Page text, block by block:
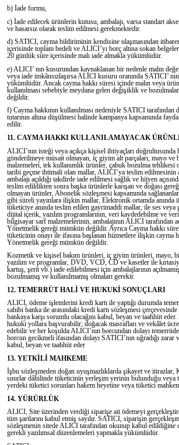
b) İade formu,
c) İade edilecek ürünlerin kutusu, ambalajı, varsa standart
ve hasarsız olarak teslim edilmesi gerekmektedir.
d) SATICI, cayma bildiriminin kendisine ulaşmasından
içerisinde toplam bedeli ve ALICI’yı borç altına sokan
20 günlük süre içerisinde malı iade almakla yükümlüdür.
e) ALICI’ nın kusurundan kaynaklanan bir nedenle malın
veya iade imkânsızlaşırsa ALICI kusuru oranında SATICI’
yükümlüdür. Ancak cayma hakkı süresi içinde malın veya
kullanılması sebebiyle meydana gelen değişiklik ve
değildir.
f) Cayma hakkının kullanılması nedeniyle SATICI tarafından
tutarının altına düşülmesi halinde kampanya kapsamında
edilir.
11. CAYMA HAKKI KULLANILAMAYACAK
ALICI’nın isteği veya açıkça kişisel ihtiyaçları doğrultusunda
gönderilmeye müsait olmayan, iç giyim alt parçaları, mayo ve
malzemeleri, tek kullanımlık ürünler, çabuk bozulma tehlikesi
tarihi geçme ihtimali olan mallar, ALICI’ya teslim edilmesinin
ambalajı açıldığı takdirde iade edilmesi sağlık ve hijyen
teslim edildikten sonra başka ürünlerle karışan ve doğası
olmayan ürünler, Abonelik sözleşmesi kapsamında sağlananlar
gibi süreli yayınlara ilişkin mallar, Elektronik ortamda anında
tüketiciye anında teslim edilen gayrimaddi mallar, ile ses veya
dijital içerik, yazılım programlarının, veri kaydedebilme ve veri
bilgisayar sarf malzemelerinin, ambalajının ALICI tarafından
Yönetmelik gereği mümkün değildir. Ayrıca Cayma hakkı
tüketicinin onayı ile ifasına başlanan hizmetlere ilişkin cayma
Yönetmelik gereği mümkün değildir.
Kozmetik ve kişisel bakım ürünleri, iç giyim ürünleri, mayo,
yazılım ve programlar, DVD, VCD, CD ve kasetler ile
kartuş, şerit vb.) iade edilebilmesi için ambalajlarının
bozulmamış ve kullanılmamış olmaları gerekir.
12. TEMERRÜT HALİ VE HUKUKİ SONUÇLARI
ALICI, ödeme işlemlerini kredi kartı ile yaptığı durumda
sahibi banka ile arasındaki kredi kartı sözleşmesi
bankaya karşı sorumlu olacağını kabul, beyan ve taahhüt
hukuki yollara başvurabilir; doğacak masrafları ve vekâlet
edebilir ve her koşulda ALICI’nın borcundan dolayı
borcun gecikmeli ifasından dolayı SATICI’nın uğradığı zarar
kabul, beyan ve taahhüt eder
13. YETKİLİ MAHKEME
İşbu sözleşmeden doğan uyuşmazlıklarda şikayet ve itirazlar,
sınırlar dâhilinde tüketicinin yerleşim yerinin bulunduğu veya
yerdeki tüketici sorunları hakem heyetine veya tüketici
14. YÜRÜRLÜK
ALICI, Site üzerinden verdiği siparişe ait ödemeyi
tüm şartlarını kabul etmiş sayılır. SATICI, siparişin
sözleşmenin sitede ALICI tarafından okunup kabul edildiğine
gerekli yazılımsal düzenlemeleri yapmakla yükümlüdür.